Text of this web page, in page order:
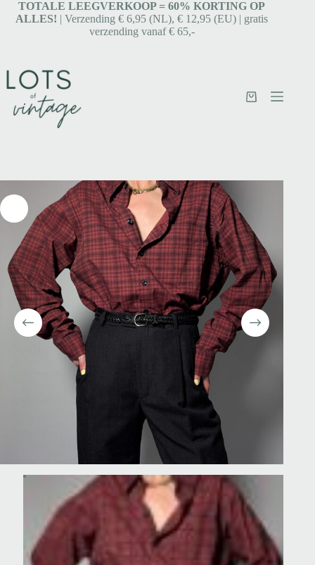
TOTALE LEEGVERKOOP = 60% KORTING OP
ALLES! | Verzending € 6,95 (NL), € 12,95 (EU) | gratis
verzending vanaf € 65,-